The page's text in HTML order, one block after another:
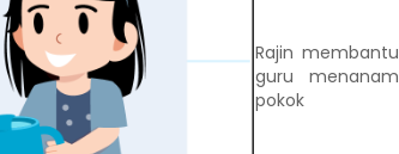
Rajin membantu
guru menanam
pokok